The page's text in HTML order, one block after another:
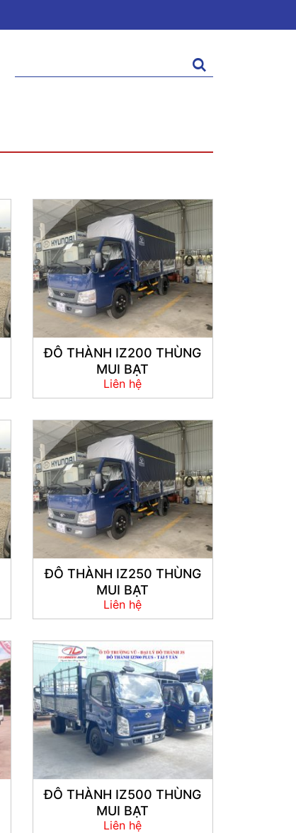
kiếm:
ĐÔ THÀNH IZ200 THÙNG
MUI BẠT
Liên hệ
ĐÔ THÀNH IZ250 THÙNG
MUI BẠT
Liên hệ
ĐÔ THÀNH IZ500 THÙNG
MUI BẠT
Liên hệ